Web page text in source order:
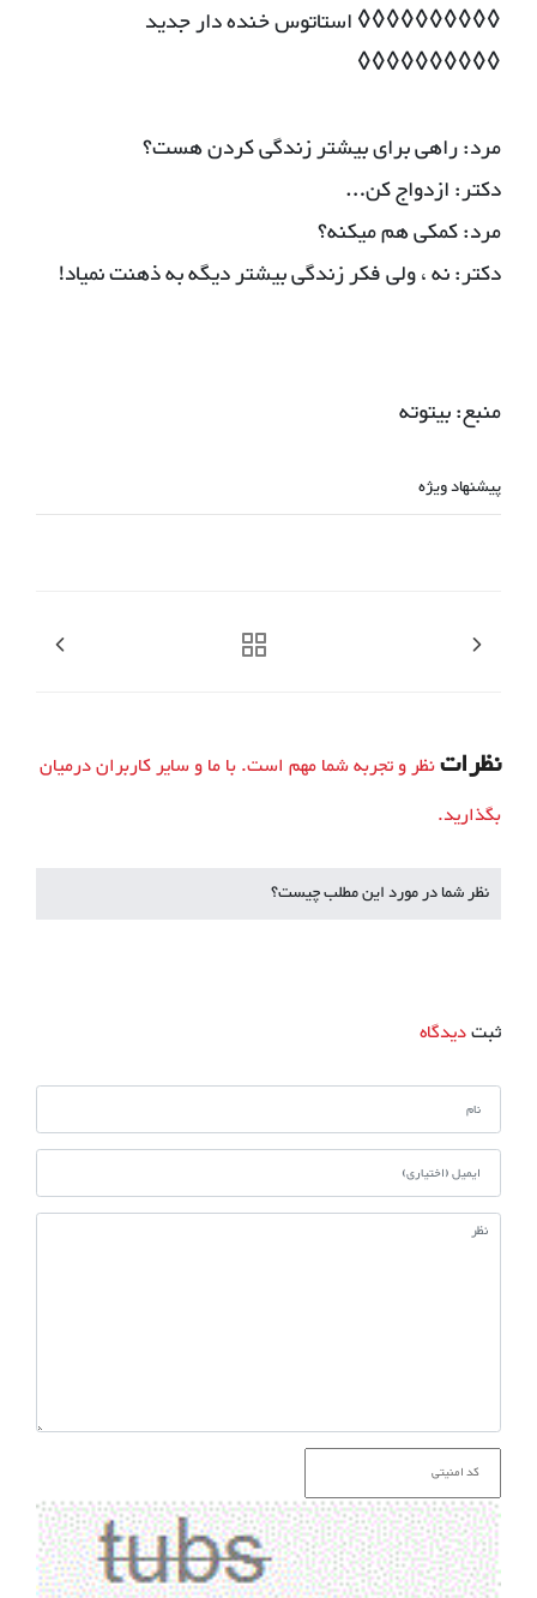
◊◊◊◊◊◊◊◊◊◊ استاتوس خنده دار جدید
◊◊◊◊◊◊◊◊◊◊
مرد: راهی برای بیشتر زندگی کردن هست؟
دکتر: ازدواج کن…
مرد: کمکی هم میکنه؟
دکتر: نه ، ولی فکر زندگی بیشتر دیگه به ذهنت نمیاد!
منبع: بیتوته
پیشنهاد ویژه
نظراتنظر و تجربه شما مهم است. با ما و سایر کاربران درمیان
بگذارید.
نظر شما در مورد این مطلب چیست؟
ثبتدیدگاه